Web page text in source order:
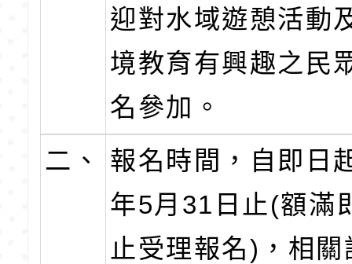
迎對水域遊憩活動
境教育有興趣之民
名參加。
二、
報名時間，自即日
年5月31日止(額滿
止受理報名)，相